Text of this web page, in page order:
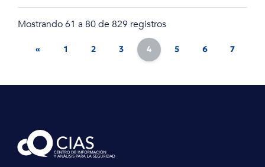
Mostrando 61 a 80 de 829 registros
« 1 2 3 4 5 6 7